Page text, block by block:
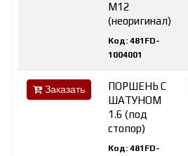
M12
(неоригинал)
Код: 481FD-
1004001
Заказать
ПОРШЕНЬ С
ШАТУНОМ
1.6 (под
стопор)
Код: 481FD-